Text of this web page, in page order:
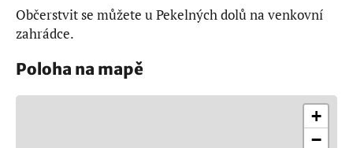
Občerstvit se můžete u Pekelných dolů na venkovní
zahrádce.
Poloha na mapě
+
−